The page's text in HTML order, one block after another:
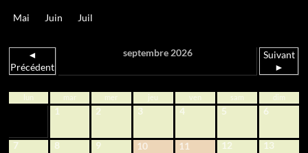
Mai Juin Juil
◄
Précédent
septembre 2026
Suivant
►
lun mar mer jeu ven sam dim
1 2 3 4 5 6
7 8 9 10 11 12 13